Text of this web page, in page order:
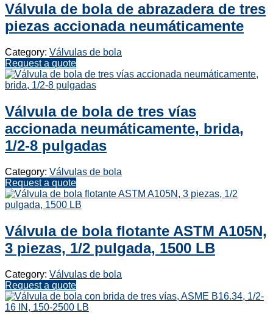
Válvula de bola de abrazadera de tres
piezas accionada neumáticamente
Category: Válvulas de bola
Request a quote
Válvula de bola de tres vías
accionada neumáticamente, brida,
1/2-8 pulgadas
Category: Válvulas de bola
Request a quote
Válvula de bola flotante ASTM A105N,
3 piezas, 1/2 pulgada, 1500 LB
Category: Válvulas de bola
Request a quote